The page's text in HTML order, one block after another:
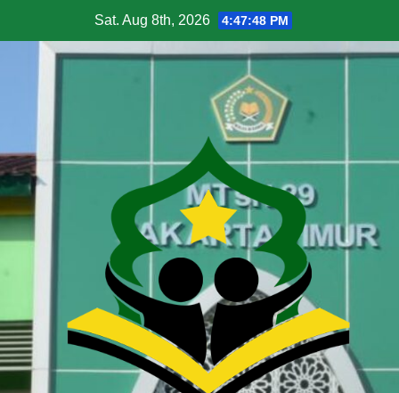
Sat. Aug 8th, 2026 4:47:48 PM